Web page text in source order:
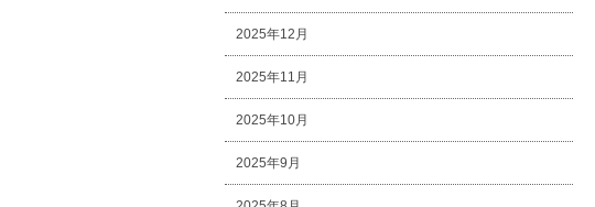
2025年12月
2025年11月
2025年10月
2025年9月